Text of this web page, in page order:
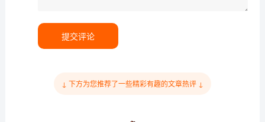
提交评论
↓ 下方为您推荐了一些精彩有趣的文章热评 ↓